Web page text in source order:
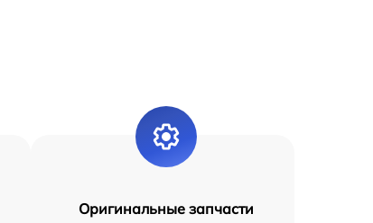
Оригинальные запчасти